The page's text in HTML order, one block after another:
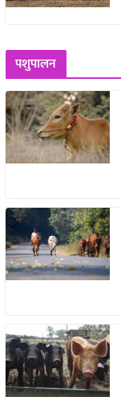
पशुपालन